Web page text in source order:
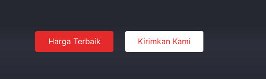
Harga Terbaik Kirimkan Kami